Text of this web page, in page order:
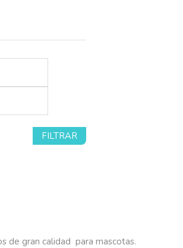
FILTRAR
de gran calidad para mascotas.